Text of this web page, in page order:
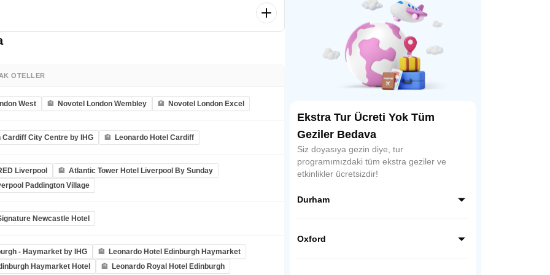
otelimizde.Trinity College, Temple Bar Bölgesi, St. Patrick Katedrali, Dublin
kalan kısmı için serbest zaman. Dileyen misafirler alışveriş
geçirebilir. Belirlenen saatte havalimanına transfer. Dublin – İstanbul
görüşmek dileğiyle!
OTELLER
West Novotel London Wembley Novotel London Excel
Cardiff City Centre by IHG Leonardo Hotel Cardiff
Liverpool
Atlantic Tower Hotel Liverpool By Sunday
Paddington Village
Newcastle Hotel
- Haymarket by IHG
Leonardo Hotel Edinburgh Haymarket
Haymarket Hotel
Leonardo Royal Hotel Edinburgh
Ekstra Tur Ücreti Yok Tüm
Geziler Bedava
Siz doyasıya gezin diye, tur
programımızdaki tüm ekstra geziler ve
etkinlikler ücretsizdir!
Durham
Kontluğu" içinde bir şehir bölgesi olan
Oxford